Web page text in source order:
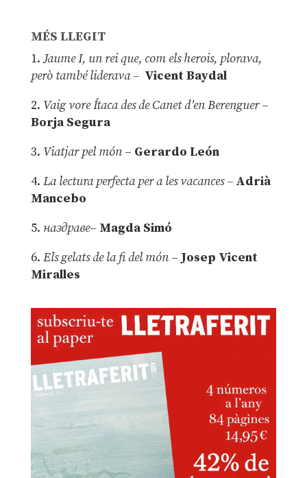
MÉS LLEGIT
1.Jaume I, un rei que, com els herois, plorava,
però també liderava – Vicent Baydal
2. Vaig vore Ítaca des de Canet d’en Berenguer–
Borja Segura
3. Viatjar pel món – Gerardo León
4. La lectura perfecta per a les vacances –Adrià
Mancebo
5. наздраве– Magda Simó
6. Els gelats de la fi del món – Josep Vicent
Miralles